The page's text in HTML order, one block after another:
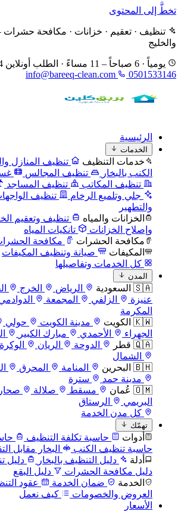
تخطَّ إلى المحتوى
تنظيف · تعقيم · خزانات · مكافحة
والخليج
يومياً · 6 صباحاً – 11 مساءً · الطلب أونلاين 24 ساعة
info@bareeq-clean.com
0501533146
الرئيسية
الخدمات
خدمات التنظيف تنظيف المنازل
الكنب بالبخار
تنظيف المجالس
تنظيف المكاتب
تنظيف المساجد
جلي وتلميع الرخام
تنظيف
والتطهير
الخزانات والمياه
تنظيف وتعقيم
وإصلاح الخزانات
تانكيات المياه
مكافحة الحشرات
مكافحة
المكيفات
صيانة وتنظيف المكيفات
كل الخدمات وتفاصيلها
المدن
🇸🇦 السعودية الرياض الخرج
عنيزة
الزلفي المجمعة
المكرمة
🇰🇼 الكويت
مدينة الكويت حولي
الجهراء
الأحمدي مبارك الكبير
🇶🇦 قطر
الدوحة الريان الوكرة
الشمال
🇧🇭 البحرين
المنامة المحرق
مدينة حمد
سترة
🇴🇲 عُمان
مسقط صلالة صحار
البريمي
الرستاق
كل مدن الخدمة
تهمّك
أدوات حاسبة تكلفة التنظيف
حاسبة تنظيف الكنب
البخار مقابل
أدلة
دليل التنظيف بالبخار
دليل
دليل مكافحة الحشرات
دليل البقع
الخدمة
ضمان الخدمة
عقود
العروض والخصومات
كيف نعمل
الأسعار